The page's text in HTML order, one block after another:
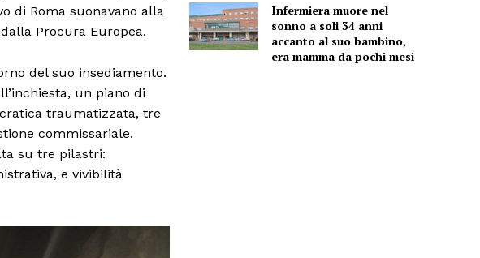
di Roma suonavano alla
Procura Europea.
del suo insediamento.
un piano di
traumatizzata, tre
commissariale.
su tre pilastri:
e vivibilità
Infermiera muore nel
sonno a soli 34 anni
accanto al suo bambino,
era mamma da pochi mesi